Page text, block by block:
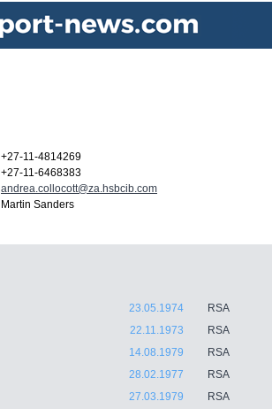
+27-11-4814269
+27-11-6468383
andrea.collocott@za.hsbcib.com
Martin Sanders
23.05.1974
RSA
22.11.1973
RSA
14.08.1979
RSA
28.02.1977
RSA
27.03.1979
RSA